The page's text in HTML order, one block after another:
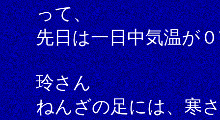
って、
先日は一日中気温
玲さん
ねんざの足には、寒